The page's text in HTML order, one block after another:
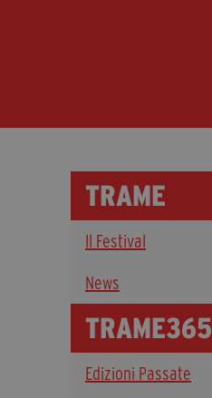
Ospiti
Media & Press
Accrediti Stampa
Cartella Stampa
Rassegna Stampa
TRAME
Il Festival
News
TRAME365
Edizioni Passate